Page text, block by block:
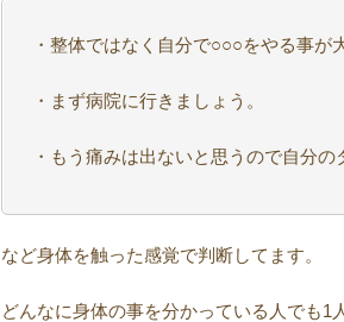
・整体ではなく自分で○○○をやる事が
・まず病院に行きましょう。
・もう痛みは出ないと思うので自分の
など身体を触った感覚で判断してます。
どんなに身体の事を分かっている人でも1